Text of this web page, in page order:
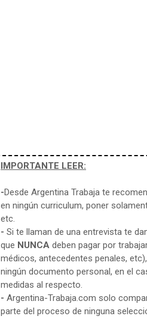
IMPORTANTE LEER:
-Desde Argentina Trabaja te
en ningún curriculum, poner
etc.
- Si te llaman de una entrevista te
que NUNCA deben pagar por
médicos, antecedentes penales,
ningún documento personal, en el
medidas al respecto.
- Argentina-Trabaja.com solo
parte del proceso de ninguna